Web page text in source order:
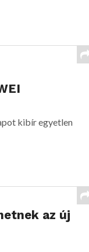
kibír egyetlen
az új